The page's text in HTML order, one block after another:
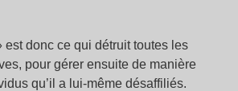
est donc ce qui détruit toutes les
pour gérer ensuite de manière
qu’il a lui-même désaffiliés.